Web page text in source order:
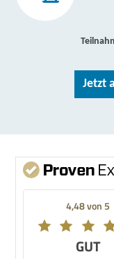
Jetzt
4,48 von 5
GUT